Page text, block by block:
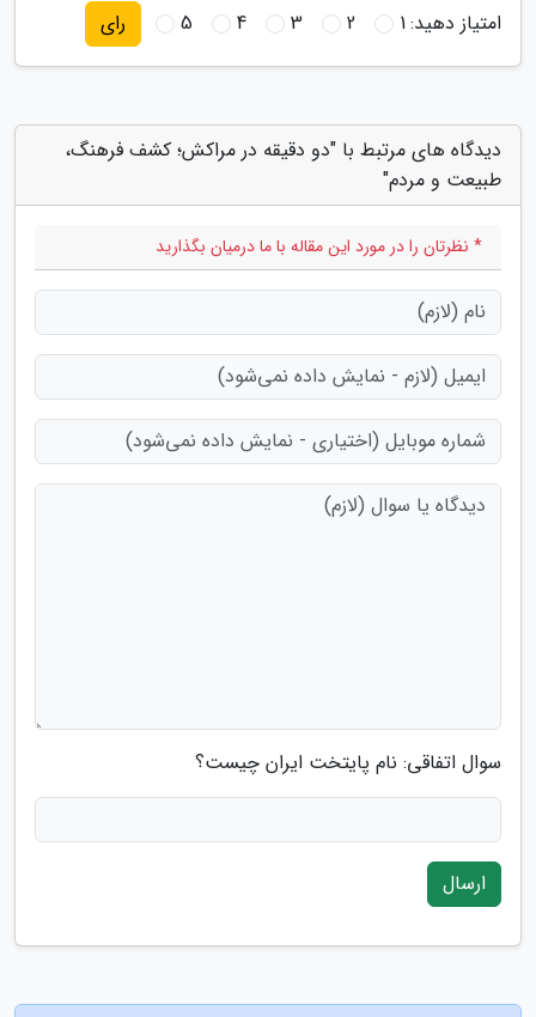
امتیاز دهید:1
2
3
4
5 رای
دیدگاه های مرتبط با "دو دقیقه در مراکش؛ کشف فرهنگ،
طبیعت و مردم"
* نظرتان را در مورد این مقاله با ما درمیان بگذارید
سوال اتفاقی: نام پایتخت ایران چیست؟
ارسال